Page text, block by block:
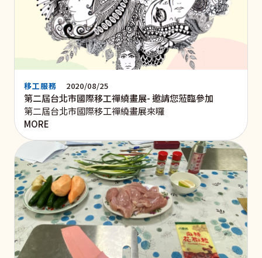
移工服務 2020/08/25
第二屆台北市國際移工禪繞畫展- 邀請您蒞臨參加
第二屆台北市國際移工禪繞畫展來囉
MORE